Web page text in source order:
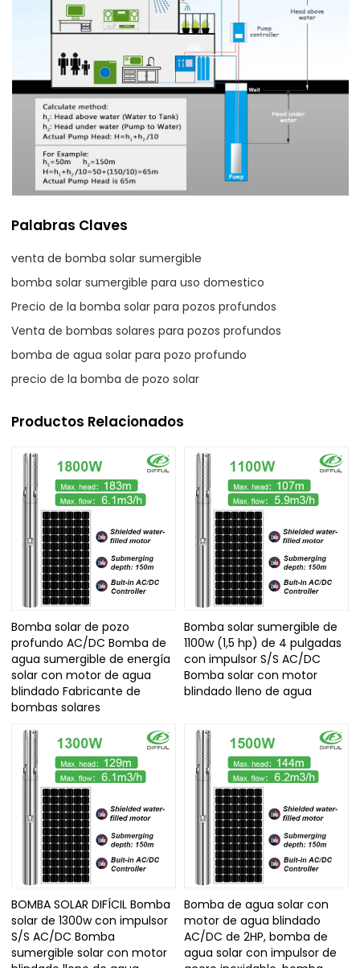
Palabras Claves
venta de bomba solar sumergible
bomba solar sumergible para uso domestico
Precio de la bomba solar para pozos profundos
Venta de bombas solares para pozos profundos
bomba de agua solar para pozo profundo
precio de la bomba de pozo solar
Productos Relacionados
Bomba solar de pozo
profundo AC/DC Bomba de
agua sumergible de energía
solar con motor de agua
blindado Fabricante de
bombas solares
Bomba solar sumergible de
1100w (1,5 hp) de 4 pulgadas
con impulsor S/S AC/DC
Bomba solar con motor
blindado lleno de agua
BOMBA SOLAR DIFÍCIL Bomba
solar de 1300w con impulsor
S/S AC/DC Bomba
sumergible solar con motor
Bomba de agua solar con
motor de agua blindado
AC/DC de 2HP, bomba de
agua solar con impulsor de